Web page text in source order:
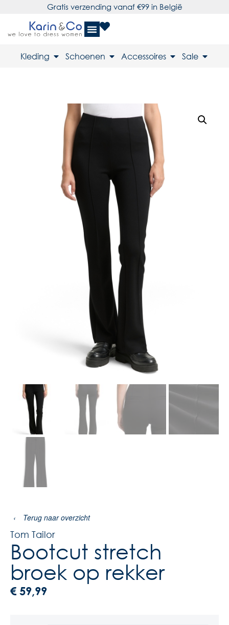
Gratis verzending vanaf €99 in België
Kleding Schoenen Accessoires Sale
‹ Terug naar overzicht
Tom Tailor
Bootcut stretch
broek op rekker
€ 59,99